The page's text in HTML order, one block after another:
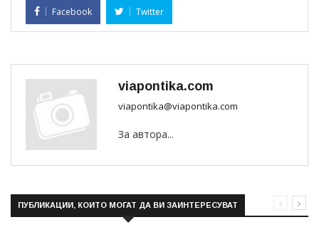
Facebook Twitter
viapontika.com
viapontika@viapontika.com
За автора...
ПУБЛИКАЦИИ, КОИТО МОГАТ ДА ВИ ЗАИНТЕРЕСУВАТ